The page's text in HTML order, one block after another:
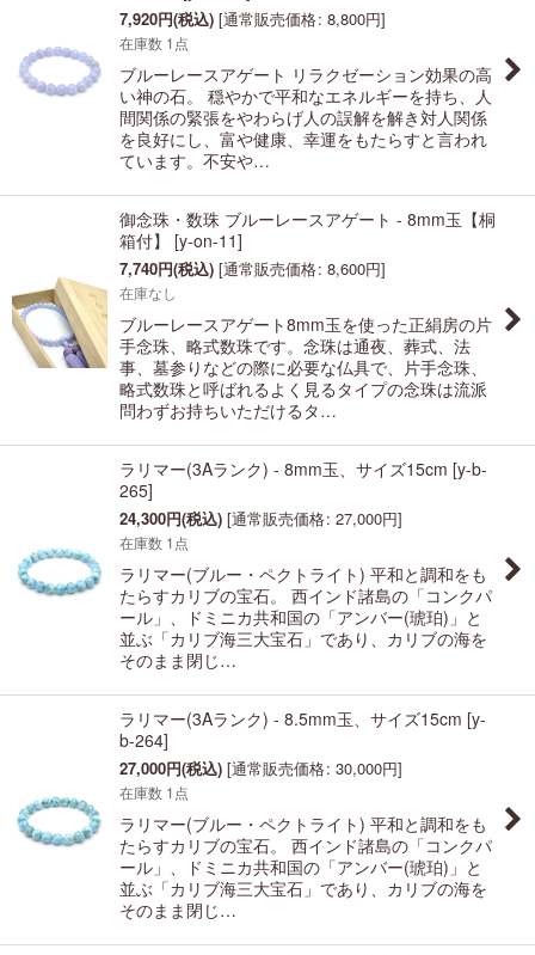
7,920円(税込) [通常販売価格: 8,800円]
在庫数 1点
ブルーレースアゲート リラクゼーション効果の高
い神の石。 穏やかで平和なエネルギーを持ち、人
間関係の緊張をやわらげ人の誤解を解き対人関係
を良好にし、富や健康、幸運をもたらすと言われ
ています。不安や…
御念珠・数珠 ブルーレースアゲート - 8mm玉【桐
箱付】
[y-on-11]
7,740円(税込) [通常販売価格: 8,600円]
在庫なし
ブルーレースアゲート8mm玉を使った正絹房の片
手念珠、略式数珠です。念珠は通夜、葬式、法
事、墓参りなどの際に必要な仏具で、片手念珠、
略式数珠と呼ばれるよく見るタイプの念珠は流派
問わずお持ちいただけるタ…
ラリマー(3Aランク) - 8mm玉、サイズ15cm [y-b-
265]
24,300円(税込) [通常販売価格: 27,000円]
在庫数 1点
ラリマー(ブルー・ペクトライト) 平和と調和をも
たらすカリブの宝石。 西インド諸島の「コンクパ
ール」、ドミニカ共和国の「アンバー(琥珀)」と
並ぶ「カリブ海三大宝石」であり、カリブの海を
そのまま閉じ…
ラリマー(3Aランク) - 8.5mm玉、サイズ15cm [y-
b-264]
27,000円(税込) [通常販売価格: 30,000円]
在庫数 1点
ラリマー(ブルー・ペクトライト) 平和と調和をも
たらすカリブの宝石。 西インド諸島の「コンクパ
ール」、ドミニカ共和国の「アンバー(琥珀)」と
並ぶ「カリブ海三大宝石」であり、カリブの海を
そのまま閉じ…